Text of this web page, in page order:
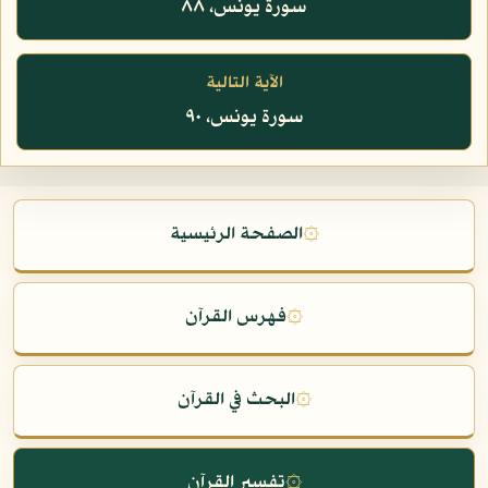
سورة يونس، ٨٨
الآية التالية
سورة يونس، ٩٠
۞الصفحة الرئيسية
۞فهرس القرآن
۞البحث في القرآن